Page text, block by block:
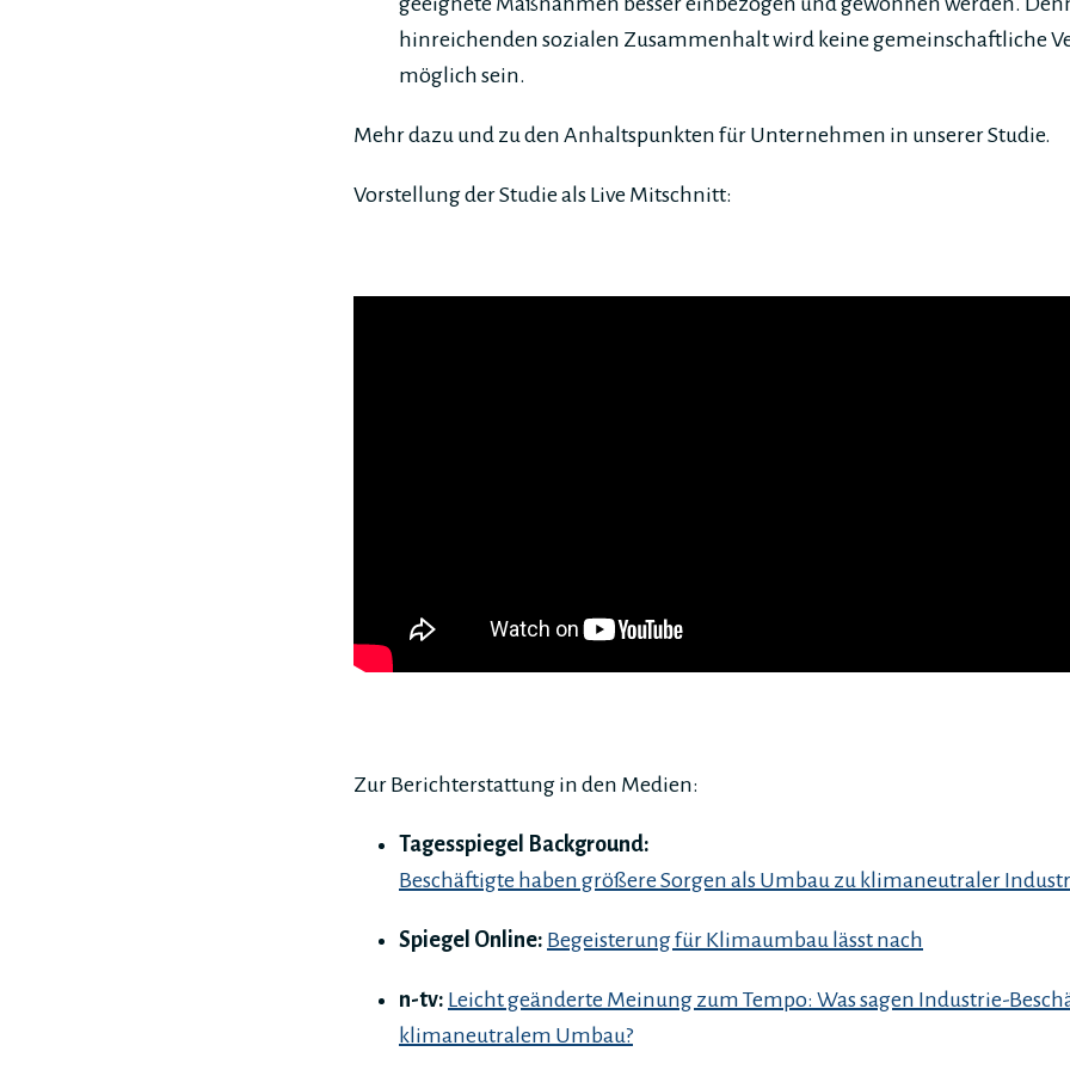
hinreichenden sozialen Zusammenhalt wird keine gemeinschaftliche
möglich sein.
Mehr dazu und zu den Anhaltspunkten für Unternehmen in unserer Studie.
Vorstellung der Studie als Live Mitschnitt:
Zur Berichterstattung in den Medien:
Tagesspiegel Background:
Beschäftigte haben größere Sorgen als Umbau zu klimaneutraler
Spiegel Online: Begeisterung für Klimaumbau lässt nach
n-tv: Leicht geänderte Meinung zum Tempo: Was sagen Industrie-
klimaneutralem Umbau?